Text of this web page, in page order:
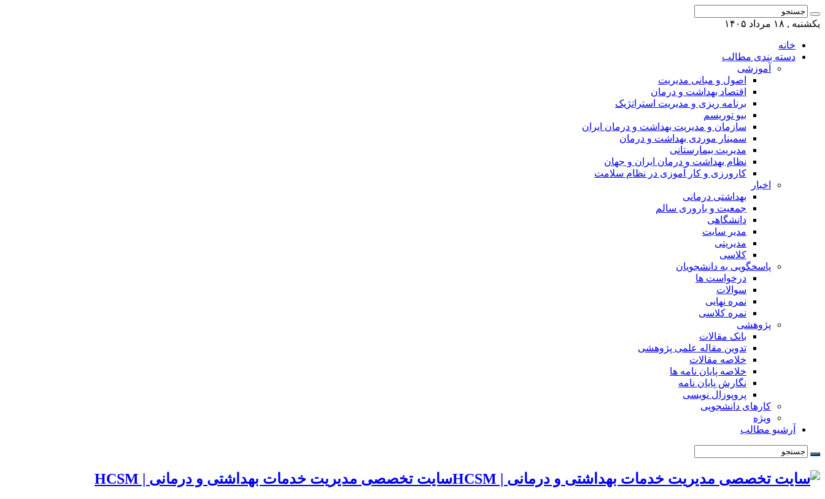
یکشنبه , ۱۸ مرداد ۱۴۰۵
خانه
دسته بندی مطالب
آموزشی
اصول و مبانی مدیریت
اقتصاد بهداشت و درمان
برنامه ریزی و مدیریت استراتژیک
بیو توریسم
سازمان و مدیریت بهداشت و درمان ایران
سمینار موردی بهداشت و درمان
مدیریت بیمارستانی
نظام بهداشت و درمان ایران و جهان
کارورزی و کار آموزی در نظام سلامت
اخبار
بهداشتی درمانی
جمعیت و باروری سالم
دانشگاهی
مدیر سایت
مدیریتی
کلاسی
پاسخگویی به دانشجویان
درخواست ها
سوالات
نمره نهایی
نمره کلاسی
پژوهشی
بانک مقالات
تدوین مقاله علمی پژوهشی
خلاصه مقالات
خلاصه پایان نامه ها
نگارش پایان نامه
پروپوزال نویسی
کارهای دانشجویی
ویژه
آرشیو مطالب
سایت تخصصی مدیریت خدمات بهداشتی و درمانی | HCSM